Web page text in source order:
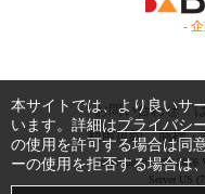
-
お問い合わせ
利用規約
商標・
Copyright © 1999-2026
Server US
本サイトでは、より良いサ
います。詳細はプライバシ
の使用を許可する場合は同
ーの使用を拒否する場合は